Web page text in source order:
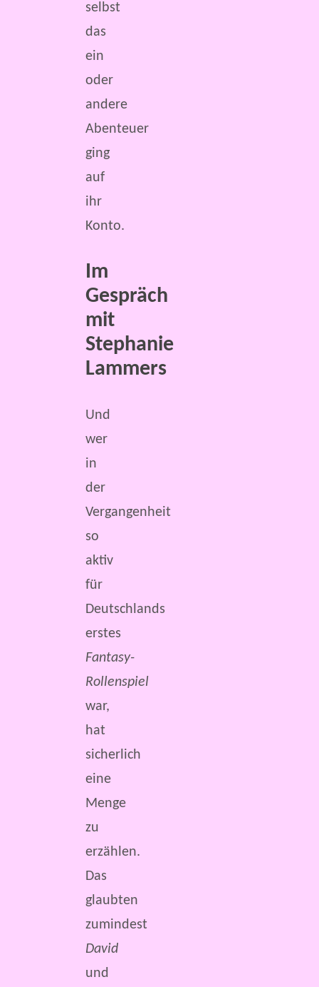
selbst
das
ein
oder
andere
Abenteuer
ging
auf
ihr
Konto.
Im
Gespräch
mit
Stephanie
Lammers
Und
wer
in
der
Vergangenheit
so
aktiv
für
Deutschlands
erstes
Fantasy-
Rollenspiel
war,
hat
sicherlich
eine
Menge
zu
erzählen.
Das
glaubten
zumindest
David
und